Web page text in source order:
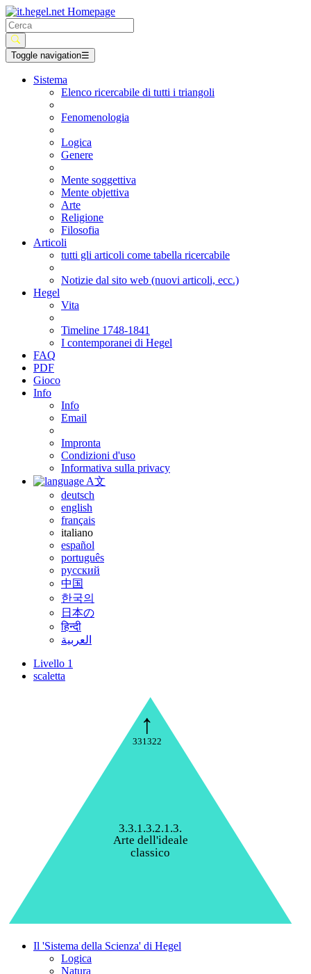
Toggle navigation☰
Sistema
Elenco ricercabile di tutti i triangoli
Fenomenologia
Logica
Genere
Mente soggettiva
Mente objettiva
Arte
Religione
Filosofia
Articoli
tutti gli articoli come tabella ricercabile
Notizie dal sito web (nuovi articoli, ecc.)
Hegel
Vita
Timeline 1748-1841
I contemporanei di Hegel
FAQ
PDF
Gioco
Info
Info
Email
Impronta
Condizioni d'uso
Informativa sulla privacy
A文
deutsch
english
français
italiano
español
português
русский
中国
한국의
日本の
हिन्दी
العربية
Livello 1
scaletta
3.3.1.3.2.1.3.
Arte dell'ideale
classico
↑
331322
Il 'Sistema della Scienza' di Hegel
Logica
Natura